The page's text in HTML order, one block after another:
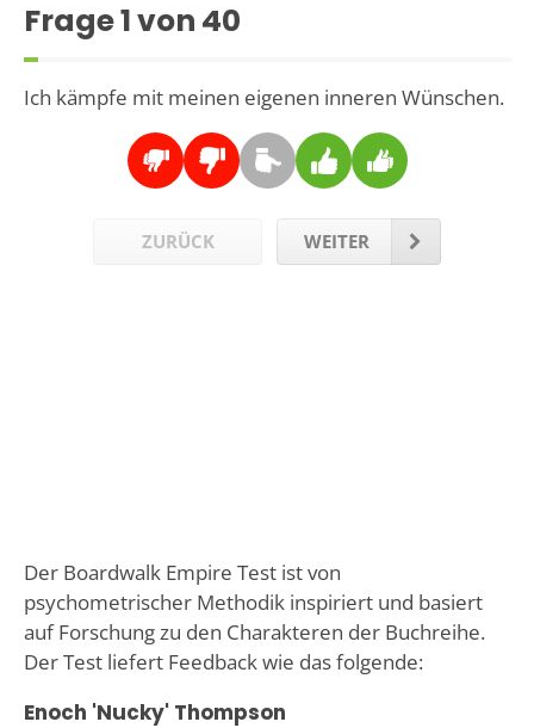
Frage1von 40
Ich kämpfe mit meinen eigenen inneren Wünschen.
ZURÜCK WEITER
Der Boardwalk Empire Test ist von
psychometrischer Methodik inspiriert und basiert
auf Forschung zu den Charakteren der Buchreihe.
Der Test liefert Feedback wie das folgende:
Enoch 'Nucky' Thompson